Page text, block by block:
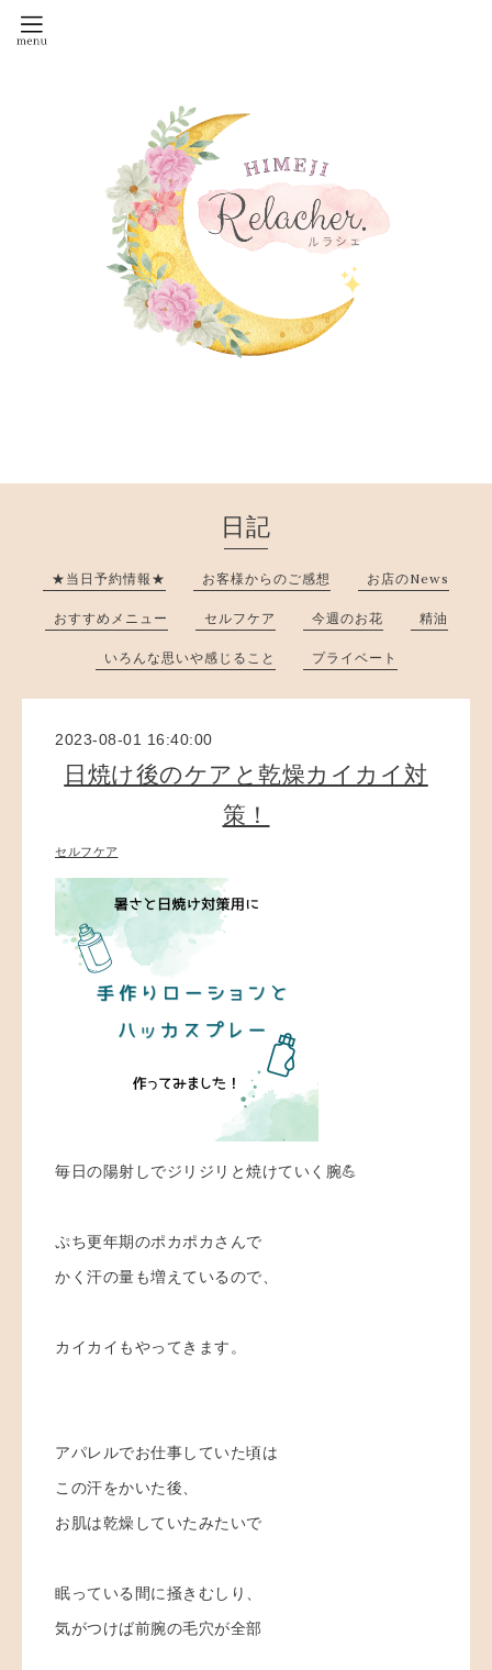
日記
★当日予約情報★ お客様からのご感想 お店のNews
おすすめメニュー セルフケア 今週のお花 精油
いろんな思いや感じること プライベート
2023-08-01 16:40:00
日焼け後のケアと乾燥カイカイ対
策！
セルフケア
毎日の陽射しでジリジリと焼けていく腕💪
ぷち更年期のポカポカさんで
かく汗の量も増えているので、
カイカイもやってきます。
アパレルでお仕事していた頃は
この汗をかいた後、
お肌は乾燥していたみたいで
眠っている間に掻きむしり、
気がつけば前腕の毛穴が全部